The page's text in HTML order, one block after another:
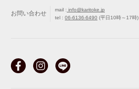
お問い合わせ
mail : info@karitoke.jp
tel :06-6136-6490 (平日10時～17時)